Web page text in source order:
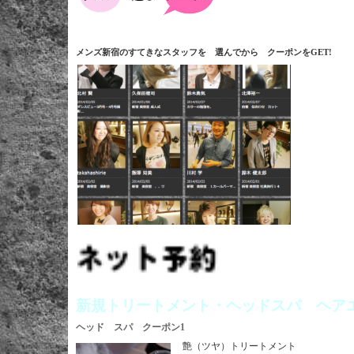
メンズ新宿のすてきなスタッフを 選んでから クーポンをGET!
新規トリートメント・ヘッドスパ ヘ
ヘッド スパ クーポン1
艶（ツヤ）トリートメント